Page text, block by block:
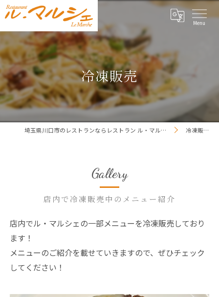
冷凍販売
埼玉県川口市のレストランならレストラン ル・マルシェ 冷凍販売
Gallery
店内で冷凍販売中のメニュー紹介
店内でル・マルシェの一部メニューを冷凍販売しており
ます！
メニューのご紹介を載せていきますので、ぜひチェック
してください！